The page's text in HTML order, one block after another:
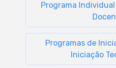
Programa
Programas de
Iniciação